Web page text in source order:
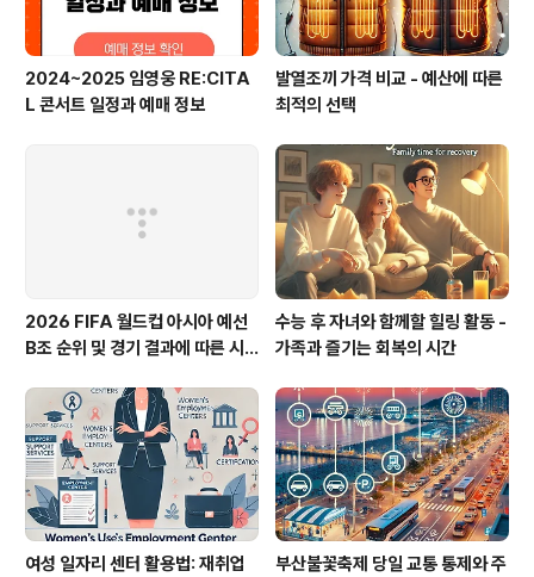
2024~2025 임영웅 RE:CITA
L 콘서트 일정과 예매 정보
발열조끼 가격 비교 - 예산에 따른
최적의 선택
2026 FIFA 월드컵 아시아 예선
B조 순위 및 경기 결과에 따른 시
수능 후 자녀와 함께할 힐링 활동 -
가족과 즐기는 회복의 시간
여성 일자리 센터 활용법: 재취업
부산불꽃축제 당일 교통 통제와 주